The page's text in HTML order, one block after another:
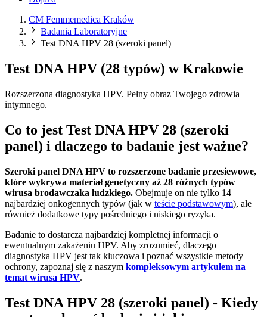
CM Femmemedica Kraków
Badania Laboratoryjne
Test DNA HPV 28 (szeroki panel)
Test DNA HPV (28 typów) w Krakowie
Rozszerzona diagnostyka HPV. Pełny obraz Twojego zdrowia
intymnego.
Co to jest Test DNA HPV 28 (szeroki
panel) i dlaczego to badanie jest ważne?
Szeroki panel DNA HPV to rozszerzone badanie przesiewowe,
które wykrywa materiał genetyczny aż 28 różnych typów
wirusa brodawczaka ludzkiego. Obejmuje on nie tylko 14
najbardziej onkogennych typów (jak w teście podstawowym), ale
również dodatkowe typy pośredniego i niskiego ryzyka.
Badanie to dostarcza najbardziej kompletnej informacji o
ewentualnym zakażeniu HPV. Aby zrozumieć, dlaczego
diagnostyka HPV jest tak kluczowa i poznać wszystkie metody
ochrony, zapoznaj się z naszym kompleksowym artykułem na
temat wirusa HPV.
Test DNA HPV 28 (szeroki panel) - Kiedy